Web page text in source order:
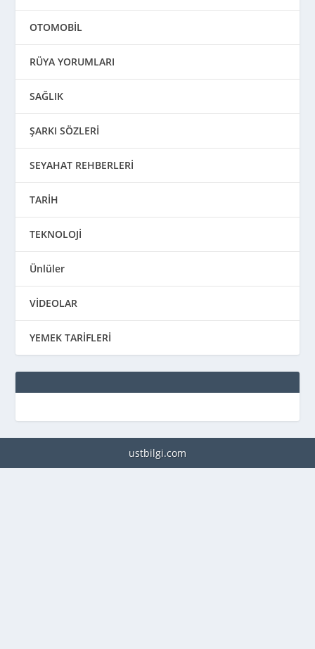
OTOMOBİL
RÜYA YORUMLARI
SAĞLIK
ŞARKI SÖZLERİ
SEYAHAT REHBERLERİ
TARİH
TEKNOLOJİ
Ünlüler
VİDEOLAR
YEMEK TARİFLERİ
ustbilgi.com